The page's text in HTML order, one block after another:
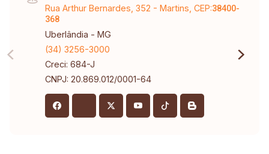
Rua Arthur Bernardes, 352 - Martins, CEP:38400-
368
Uberlândia - MG
(34) 3256-3000
Creci: 684-J
CNPJ: 20.869.012/0001-64